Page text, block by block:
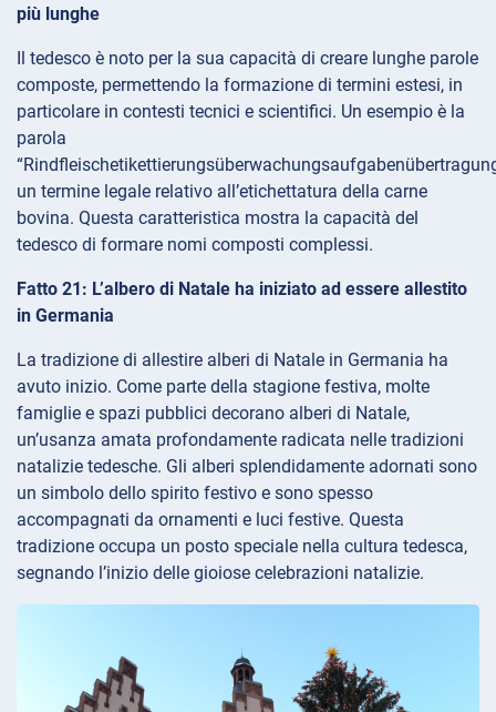
più lunghe
Il tedesco è noto per la sua capacità di creare lunghe parole
composte, permettendo la formazione di termini estesi, in
particolare in contesti tecnici e scientifici. Un esempio è la
parola
un termine legale relativo all’etichettatura della carne
bovina. Questa caratteristica mostra la capacità del
tedesco di formare nomi composti complessi.
Fatto 21: L’albero di Natale ha iniziato ad essere allestito
in Germania
La tradizione di allestire alberi di Natale in Germania ha
avuto inizio. Come parte della stagione festiva, molte
famiglie e spazi pubblici decorano alberi di Natale,
un’usanza amata profondamente radicata nelle tradizioni
natalizie tedesche. Gli alberi splendidamente adornati sono
un simbolo dello spirito festivo e sono spesso
accompagnati da ornamenti e luci festive. Questa
tradizione occupa un posto speciale nella cultura tedesca,
segnando l’inizio delle gioiose celebrazioni natalizie.